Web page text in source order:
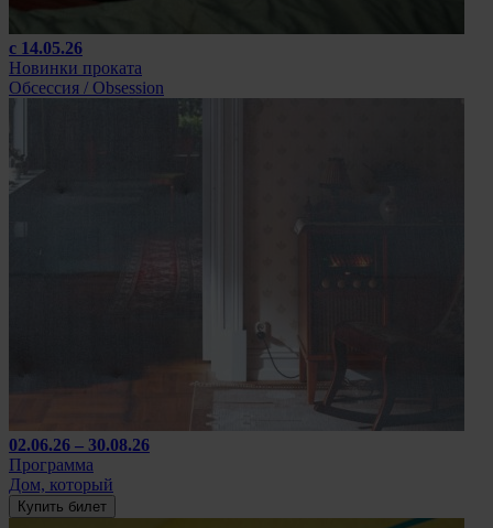
с 14.05.26
Новинки проката
Обсессия / Obsession
02.06.26 – 30.08.26
Программа
Дом, который
Купить билет